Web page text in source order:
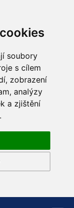
soubory
s cílem
zobrazení
analýzy
a zjištění